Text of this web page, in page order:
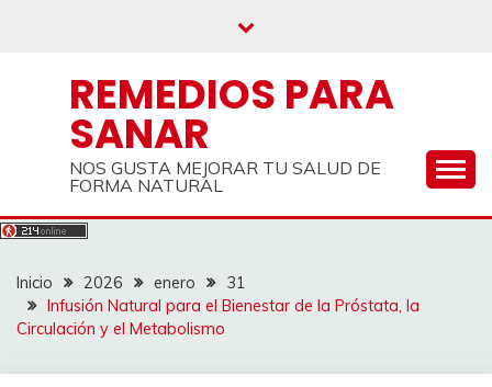
REMEDIOS PARA
SANAR
NOS GUSTA MEJORAR TU SALUD DE
FORMA NATURAL
Inicio 2026 enero
31
Infusión Natural para el Bienestar de la Próstata, la
Circulación y el Metabolismo